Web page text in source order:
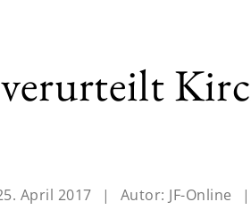
April 2017 | Autor: JF-Online |